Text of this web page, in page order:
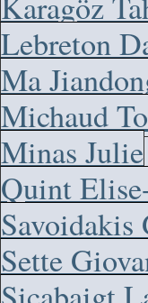
Lebreton
Ma
Michaud
Minas Julie
Quint
Savoidakis
Sette